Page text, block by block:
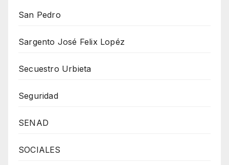
San Pedro
Sargento José Felix Lopéz
Secuestro Urbieta
Seguridad
SENAD
SOCIALES